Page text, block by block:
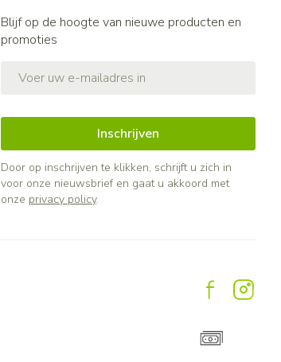
Blijf op de hoogte van nieuwe producten en
promoties
Inschrijven
Door op inschrijven te klikken, schrijft u zich in
voor onze nieuwsbrief en gaat u akkoord met
onze privacy policy.